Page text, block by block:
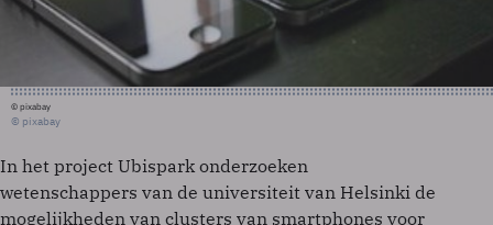
© pixabay
© pixabay
In het project Ubispark onderzoeken
wetenschappers van de universiteit van Helsinki de
mogelijkheden van clusters van smartphones voor